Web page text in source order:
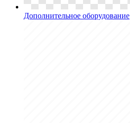
Дополнительное оборудование